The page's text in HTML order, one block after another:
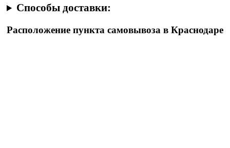
Способы доставки:
Расположение пункта самовывоза в Краснодаре